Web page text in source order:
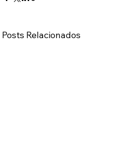
Posts Relacionados